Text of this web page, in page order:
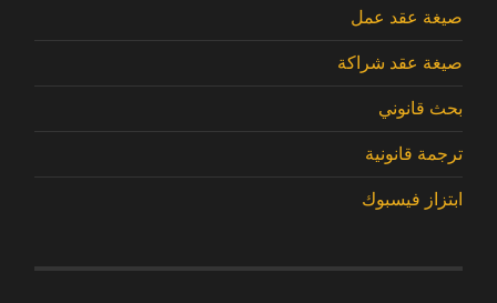
صيغة عقد عمل
صيغة عقد شراكة
بحث قانوني
ترجمة قانونية
ابتزاز فيسبوك